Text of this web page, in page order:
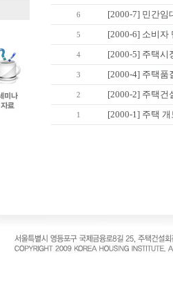
6 [2000-7] 민간임
5 [2000-6] 소비자
4 [2000-5] 주택시
3 [2000-4] 주택품
2 [2000-2] 주택건
1 [2000-1] 주택